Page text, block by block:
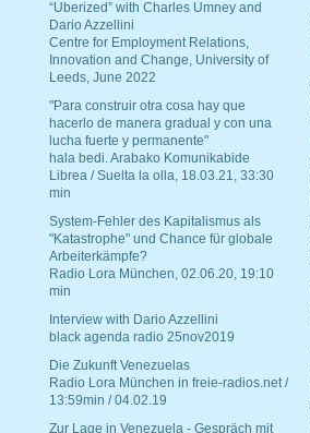
“Uberized” with Charles Umney and
Dario Azzellini
Centre for Employment Relations,
Innovation and Change, University of
Leeds, June 2022
"Para construir otra cosa hay que
hacerlo de manera gradual y con una
lucha fuerte y permanente"
hala bedi. Arabako Komunikabide
Librea / Suelta la olla, 18.03.21, 33:30
min
System-Fehler des Kapitalismus als
"Katastrophe" und Chance für globale
Arbeiterkämpfe?
Radio Lora München, 02.06.20, 19:10
min
Interview with Dario Azzellini
black agenda radio 25nov2019
Die Zukunft Venezuelas
Radio Lora München in freie-radios.net /
13:59min / 04.02.19
Zur Lage in Venezuela - Gespräch mit